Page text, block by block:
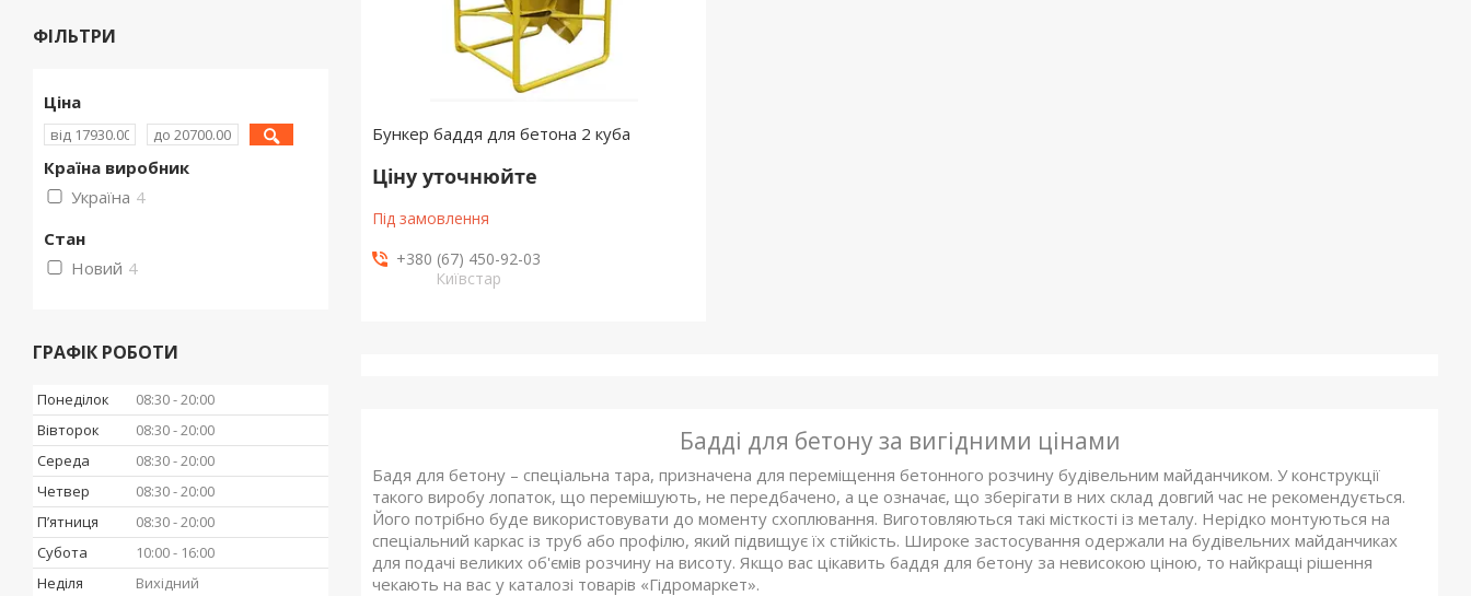
Бункер баддя для бетона 2 куба
Ціну уточнюйте
Під замовлення
+380 (67) 450-92-03
Київстар
Бадді для бетону за вигідними цінами
Бадя для бетону – спеціальна тара, призначена для переміщення бетонного розчину будівельним майданчиком. У конструкції
такого виробу лопаток, що перемішують, не передбачено, а це означає, що зберігати в них склад довгий час не рекомендується.
Його потрібно буде використовувати до моменту схоплювання. Виготовляються такі місткості із металу. Нерідко монтуються на
спеціальний каркас із труб або профілю, який підвищує їх стійкість. Широке застосування одержали на будівельних майданчиках
для подачі великих об'ємів розчину на висоту. Якщо вас цікавить баддя для бетону за невисокою ціною, то найкращі рішення
чекають на вас у каталозі товарів «Гідромаркет».
ФІЛЬТРИ
Ціна
Країна виробник
Україна 4
Стан
Новий 4
ГРАФІК РОБОТИ
Понеділок 08:30 20:00
Вівторок
08:30 20:00
Середа
08:30 20:00
Четвер
08:30 20:00
Пʼятниця
08:30 20:00
Субота
10:00
16:00
Неділя
Вихідний